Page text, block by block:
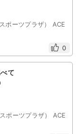
ポーツプラザ） ACE
0
て
ポーツプラザ） ACE